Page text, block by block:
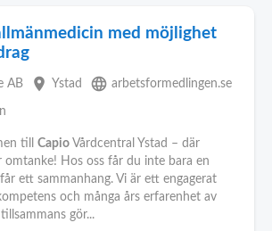
med möjlighet
AB place Ystad language arbetsformedlingen.se
till Capio Vårdcentral Ystad – där
Hos oss får du inte bara en
ett sammanhang. Vi är ett engagerat
och många års erfarenhet av
gör...